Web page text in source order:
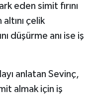
eden simit fırını
çelik
düşürme anı ise iş
anlatan Sevinç,
almak için iş